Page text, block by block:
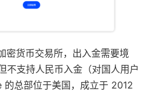
密货币交易所，出入金需要境
不支持人民币入金（对国人用户
总部位于美国，成立于 2012